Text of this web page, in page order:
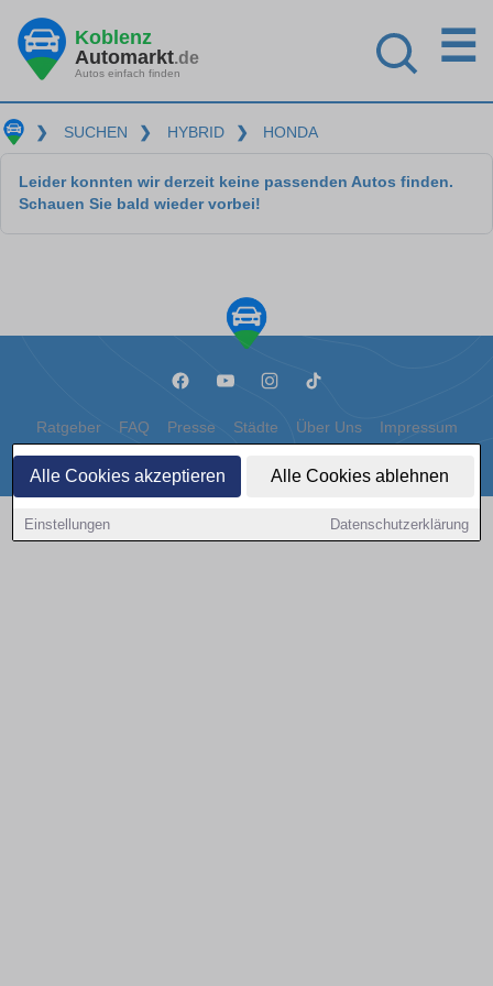
Alle Cookies akzeptieren Alle Cookies ablehnen
Einstellungen Datenschutzerklärung
Koblenz
Automarkt.de
Autos einfach finden
☰
❯ SUCHEN ❯ HYBRID ❯ HONDA
Leider konnten wir derzeit keine passenden Autos finden.
Schauen Sie bald wieder vorbei!
Ratgeber FAQ Presse Städte Über Uns Impressum
Datenschutz Cookies
Copyright © 2000 - 2026 | 1A Infosysteme GmbH | Content by: 1a-sites-autos